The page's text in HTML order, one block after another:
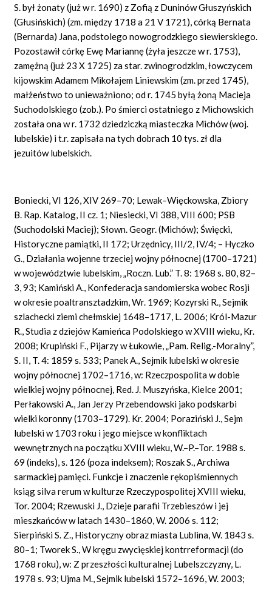
S. był żonaty (już w r. 1690) z Zofią z Duninów Głuszyńskich
(Głusińskich) (zm. między 1718 a 21 V 1721), córką Bernata
(Bernarda) Jana, podstolego nowogrodzkiego siewierskiego.
Pozostawił córkę Ewę Mariannę (żyła jeszcze w r. 1753),
zamężną (już 23 X 1725) za star. zwinogrodzkim, łowczycem
kijowskim Adamem Mikołajem Liniewskim (zm. przed 1745),
małżeństwo to unieważniono; od r. 1745 byłą żoną Macieja
Suchodolskiego (zob.). Po śmierci ostatniego z Michowskich
została ona w r. 1732 dziedziczką miasteczka Michów (woj.
lubelskie) i t.r. zapisała na tych dobrach 10 tys. zł dla
jezuitów lubelskich.
Boniecki, VI 126, XIV 269–70; Lewak–Więckowska, Zbiory
B. Rap. Katalog, II cz. 1; Niesiecki, VI 388, VIII 600; PSB
(Suchodolski Maciej); Słown. Geogr. (Michów); Święcki,
Historyczne pamiątki, II 172; Urzędnicy, III/2, IV/4; – Hyczko
G., Działania wojenne trzeciej wojny północnej (1700–1721)
w województwie lubelskim, „Roczn. Lub.” T. 8: 1968 s. 80, 82–
3, 93; Kamiński A., Konfederacja sandomierska wobec Rosji
w okresie poaltransztadzkim, Wr. 1969; Kozyrski R., Sejmik
szlachecki ziemi chełmskiej 1648–1717, L. 2006; Król-Mazur
R., Studia z dziejów Kamieńca Podolskiego w XVIII wieku, Kr.
2008; Krupiński F., Pijarzy w Łukowie, „Pam. Relig.-Moralny”,
S. II, T. 4: 1859 s. 533; Panek A., Sejmik lubelski w okresie
wojny północnej 1702–1716, w: Rzeczpospolita w dobie
wielkiej wojny północnej, Red. J. Muszyńska, Kielce 2001;
Perłakowski A., Jan Jerzy Przebendowski jako podskarbi
wielki koronny (1703–1729). Kr. 2004; Poraziński J., Sejm
lubelski w 1703 roku i jego miejsce w konfliktach
wewnętrznych na początku XVIII wieku, W.–P.–Tor. 1988 s.
69 (indeks), s. 126 (poza indeksem); Roszak S., Archiwa
sarmackiej pamięci. Funkcje i znaczenie rękopiśmiennych
ksiąg silva rerum w kulturze Rzeczypospolitej XVIII wieku,
Tor. 2004; Rzewuski J., Dzieje parafii Trzebieszów i jej
mieszkańców w latach 1430–1860, W. 2006 s. 112;
Sierpiński S. Z., Historyczny obraz miasta Lublina, W. 1843 s.
80–1; Tworek S., W kręgu zwycięskiej kontrreformacji (do
1768 roku), w: Z przeszłości kulturalnej Lubelszczyzny, L.
1978 s. 93; Ujma M., Sejmik lubelski 1572–1696, W. 2003;